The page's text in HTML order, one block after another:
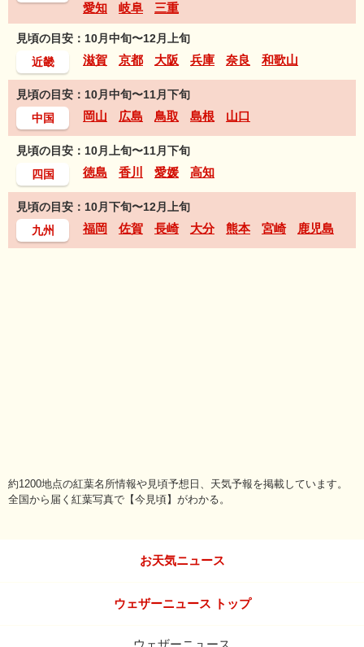
愛知
岐阜 三重
見頃の目安：10月中旬〜12月上旬
近畿
滋賀 京都 大阪 兵庫 奈良 和歌山
見頃の目安：10月中旬〜11月下旬
中国
岡山 広島 鳥取 島根 山口
見頃の目安：10月上旬〜11月下旬
四国
徳島 香川 愛媛 高知
見頃の目安：10月下旬〜12月上旬
九州
福岡 佐賀 長崎 大分 熊本 宮崎 鹿児島
約1200地点の紅葉名所情報や見頃予想日、天気予報を掲載しています。
全国から届く紅葉写真で【今見頃】がわかる。
お天気ニュース
ウェザーニュース トップ
ウェザーニュース